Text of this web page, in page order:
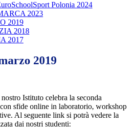
Polonia 2024
2023
2019
2018
2017
2019
Istituto celebra la seconda
con sfide online in laboratorio, workshop
Al seguente link si potrà vedere la
dai nostri studenti: